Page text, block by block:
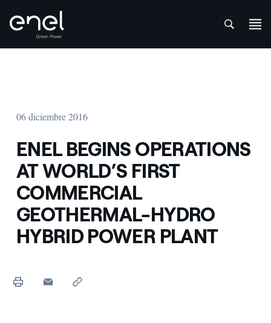
06 diciembre 2016
ENEL BEGINS OPERATIONS
AT WORLD’S FIRST
COMMERCIAL
GEOTHERMAL-HYDRO
HYBRID POWER PLANT